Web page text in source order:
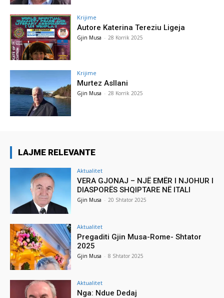
Krijime
Autore Katerina Tereziu Ligeja
Gjin Musa - 28 Korrik 2025
Krijime
Murtez Asllani
Gjin Musa - 28 Korrik 2025
LAJME RELEVANTE
Aktualitet
VERA GJONAJ – NJË EMËR I NJOHUR I
DIASPORËS SHQIPTARE NË ITALI
Gjin Musa - 20 Shtator 2025
Aktualitet
Pregaditi Gjin Musa-Rome- Shtator
2025
Gjin Musa - 8 Shtator 2025
Aktualitet
Nga: Ndue Dedaj